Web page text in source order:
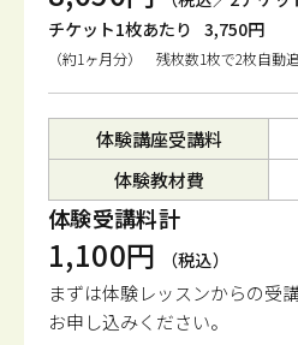
チケット1枚あたり 3,750円
（約1ヶ月分） 残枚数1枚で2枚自動
体験講座受講料
体験教材費
体験受講料計
1,100円 （税込）
まずは体験レッスンからの受
お申し込みください。